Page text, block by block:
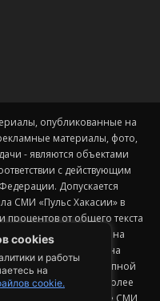
cookies
и работы
на
cookie.
опубликованные на
материалы, фото,
- являются объектами
с действующим
Допускается
СМИ «Пульс Хакасии» в
от общего текста
гиперссылки на
Гиперссылка должна
и быть доступной
Заимствование более
на сайте СМИ